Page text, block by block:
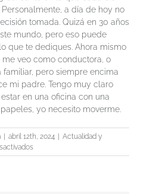
a día de hoy no
tomada. Quizá en 30 años
mundo, pero eso puede
que te dediques. Ahora mismo
veo como conductora, o
pero siempre encima
mi padre. Tengo muy claro
en una oficina con una
yo necesito moverme.
abril 12th, 2024
Actualidad y
en
«Cada